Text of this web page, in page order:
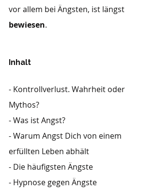
vor allem bei Ängsten, ist längst
bewiesen.
Inhalt
- Kontrollverlust. Wahrheit oder
Mythos?
- Was ist Angst?
- Warum Angst Dich von einem
erfüllten Leben abhält
- Die häufigsten Ängste
- Hypnose gegen Ängste